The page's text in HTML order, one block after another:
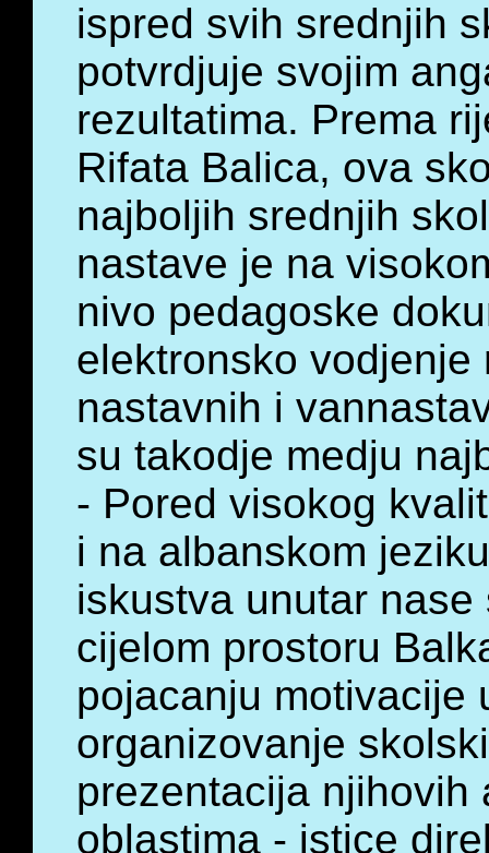
ispred svih srednjih
potvrdjuje svojim
rezultatima. Prema
Rifata Balica, ova
najboljih srednjih
nastave je na
nivo pedagoske
elektronsko
nastavnih i
su takodje medju
- Pored visokog
i na albanskom
iskustva unutar
cijelom prostoru
pojacanju motivacije
organizovanje
prezentacija njihovih
oblastima - istice